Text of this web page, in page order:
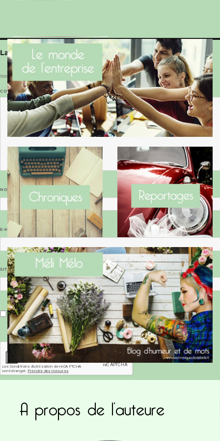
Laisser un commentaire
Votre adresse e-mail ne sera pas publiée. Les champs obligatoires sont indiqués avec*
COMMENTAIRE
NOM
E-MAIL
SITE WEB
Enregistrer mon nom, mon e-mail et mon site dans le navigateur pour mon prochain commentaire.
Ce site utilise Akismet pour réduire les
commentaires sont traitées
A propos de l’auteure